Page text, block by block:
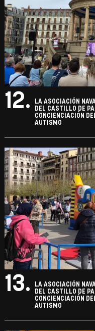
12.
LA ASOCIACIÓN
DEL CASTILLO DE
CONCIENCIACIÓN
AUTISMO
13.
LA ASOCIACIÓN
DEL CASTILLO DE
CONCIENCIACIÓN
AUTISMO